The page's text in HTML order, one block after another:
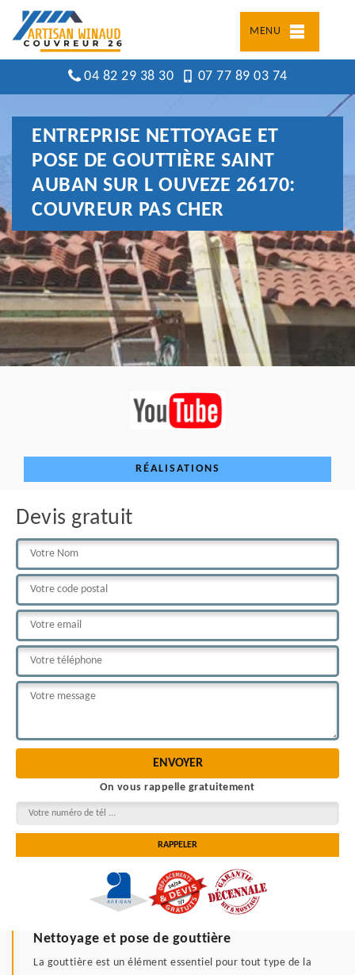
MENU
04 82 29 38 30 07 77 89 03 74
ENTREPRISE NETTOYAGE ET
POSE DE GOUTTIÈRE SAINT
AUBAN SUR L OUVEZE 26170:
COUVREUR PAS CHER
RÉALISATIONS
Devis gratuit
On vous rappelle gratuitement
Nettoyage et pose de gouttière
La gouttière est un élément essentiel pour tout type de la